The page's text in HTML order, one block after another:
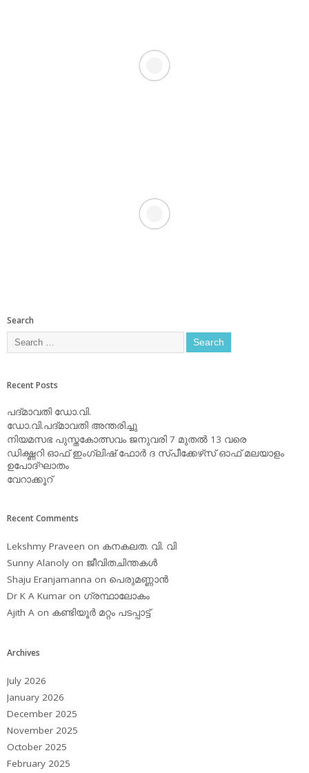
Search
Recent Posts
പദ്മാവതി ഡോ.വി.
ഡോ.വി.പദ്മാവതി അന്തരിച്ചു
നിയമസഭ പുസ്തകോത്സവം ജനുവരി 7 മുതല്‍ 13 വരെ
ഡിക്ഷ്ണറി ഓഫ് ഇംഗ്ലിഷ് ഫോര്‍ ദ സ്പീക്കേഴ്‌സ് ഓഫ് മലയാളം
ഉപോദ്ഘാതം
വേറാക്കൂറ്
Recent Comments
Lekshmy Praveen on കനകലത. വി. വി
Sunny Alanoly on ജീവിതചിന്തകള്‍
Shaju Eranjamanna on പെരുമണ്ണാന്‍
Dr K A Kumar on ഗ്രന്ഥാലോകം
Ajith A on കണ്ടിയൂര്‍ മറ്റം പടപ്പാട്ട്‌
Archives
July 2026
January 2026
December 2025
November 2025
October 2025
February 2025